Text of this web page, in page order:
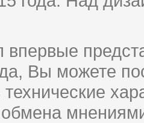
впервые
Вы можете
технические